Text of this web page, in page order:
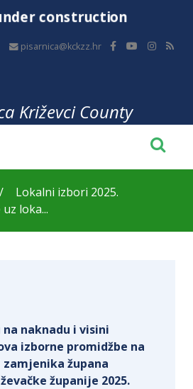
construction
pisarnica@kckzz.hr
Križevci County
Lokalni izbori 2025.
loka...
naknadu i visini
izborne promidžbe na
zamjenika župana
županije 2025.